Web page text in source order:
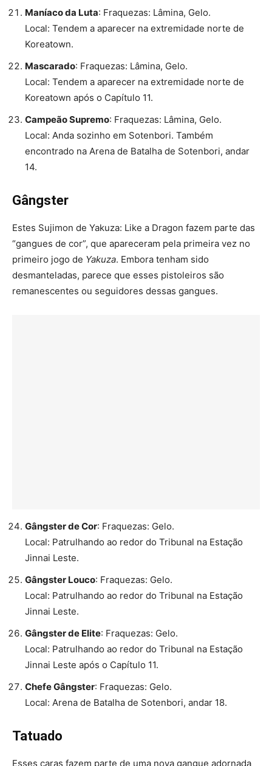
Maníaco da Luta: Fraquezas: Lâmina, Gelo.
Local: Tendem a aparecer na extremidade norte de
Koreatown.
Mascarado: Fraquezas: Lâmina, Gelo.
Local: Tendem a aparecer na extremidade norte de
Koreatown após o Capítulo 11.
Campeão Supremo: Fraquezas: Lâmina, Gelo.
Local: Anda sozinho em Sotenbori. Também
encontrado na Arena de Batalha de Sotenbori, andar
14.
Gângster
Estes Sujimon de Yakuza: Like a Dragon fazem parte das
“gangues de cor”, que apareceram pela primeira vez no
primeiro jogo de Yakuza. Embora tenham sido
desmanteladas, parece que esses pistoleiros são
remanescentes ou seguidores dessas gangues.
Gângster de Cor: Fraquezas: Gelo.
Local: Patrulhando ao redor do Tribunal na Estação
Jinnai Leste.
Gângster Louco: Fraquezas: Gelo.
Local: Patrulhando ao redor do Tribunal na Estação
Jinnai Leste.
Gângster de Elite: Fraquezas: Gelo.
Local: Patrulhando ao redor do Tribunal na Estação
Jinnai Leste após o Capítulo 11.
Chefe Gângster: Fraquezas: Gelo.
Local: Arena de Batalha de Sotenbori, andar 18.
Tatuado
Esses caras fazem parte de uma nova gangue adornada